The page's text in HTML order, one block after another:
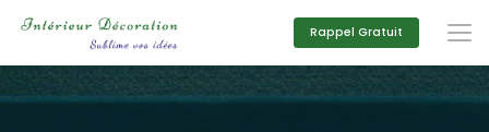
principal
Rappel Gratuit